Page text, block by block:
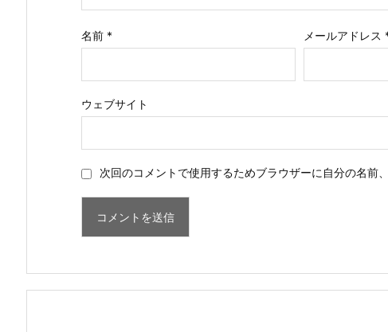
名前 * メールアドレス
ウェブサイト
次回のコメントで使用するためブラウザーに自分の名前